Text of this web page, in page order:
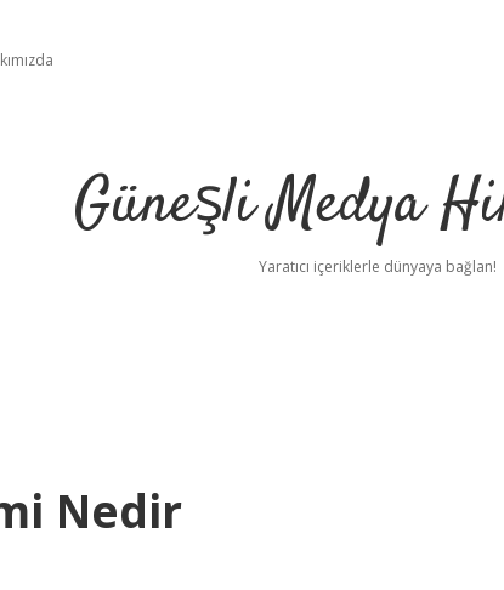
Güneşli Medya
Yaratıcı içeriklerle dünyaya bağlan!
Nedir